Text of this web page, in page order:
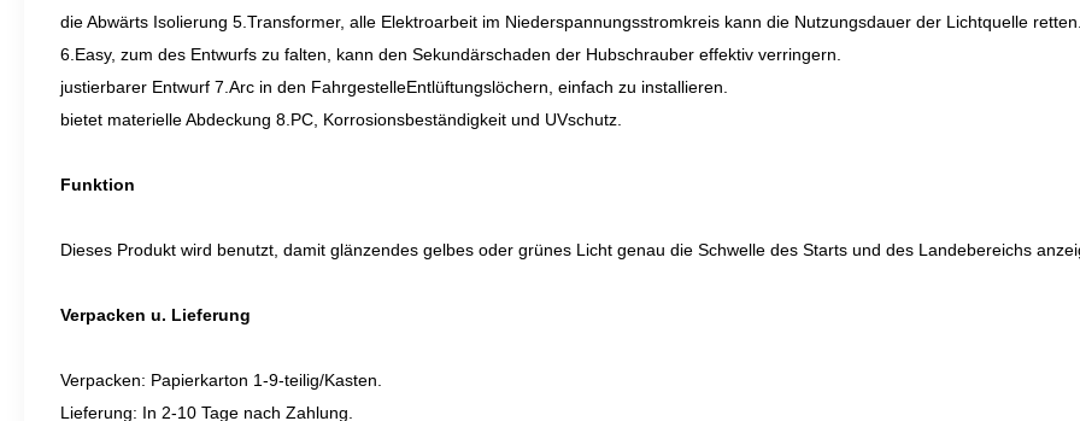
die Abwärts Isolierung 5.Transformer, alle Elektroarbeit im Niederspannungsstromkreis kann die Nutzungsdauer der Lichtquelle retten.
6.Easy, zum des Entwurfs zu falten, kann den Sekundärschaden der Hubschrauber effektiv verringern.
justierbarer Entwurf 7.Arc in den FahrgestelleEntlüftungslöchern, einfach zu installieren.
bietet materielle Abdeckung 8.PC, Korrosionsbeständigkeit und UVschutz.
Funktion
Dieses Produkt wird benutzt, damit glänzendes gelbes oder grünes Licht genau die Schwelle des Starts und des Landebereichs
Verpacken u. Lieferung
Verpacken: Papierkarton 1-9-teilig/Kasten.
Lieferung: In 2-10 Tage nach Zahlung.